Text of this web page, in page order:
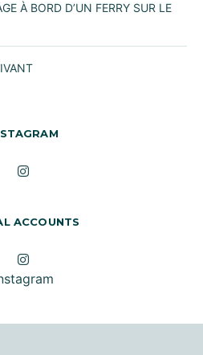
À BORD D’UN FERRY SUR LE
ACCOUNTS